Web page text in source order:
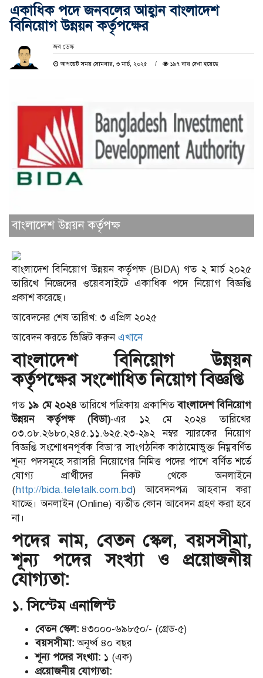
একাধিক পদে জনবলের আহ্বান বাংলাদেশ
বিনিয়োগ উন্নয়ন কর্তৃপক্ষের
জব ডেস্ক
আপডেট সময় সোমবার, ৩ মার্চ, ২০২৫ ১৯৭ বার দেখা হয়েছে
বাংলাদেশ উন্নয়ন কর্তৃপক্ষ
বাংলাদেশ বিনিয়োগ উন্নয়ন কর্তৃপক্ষ (BIDA) গত ২ মার্চ ২০২৫
তারিখে নিজেদের ওয়েবসাইটে একাধিক পদে নিয়োগ বিজ্ঞপ্তি
প্রকাশ করেছে।
আবেদনের শেষ তারিখ: ৩ এপ্রিল ২০২৫
আবেদন করতে ভিজিট করুনএখানে
বাংলাদেশ বিনিয়োগ উন্নয়ন
কর্তৃপক্ষের সংশোধিত নিয়োগ বিজ্ঞপ্তি
গত ১৯ মে ২০২৪ তারিখে পত্রিকায় প্রকাশিতবাংলাদেশ বিনিয়োগ
উন্নয়ন কর্তৃপক্ষ (বিডা)-এর ১২ মে ২০২৪ তারিখের
০৩.০৮.২৬৮০,২৪৫.১১.৬২৫.২৩-২৯২ নম্বর স্মারকের নিয়োগ
বিজ্ঞপ্তি সংশোধনপূর্বক বিডা’র সাংগঠনিক কাঠামোভুক্ত নিম্নবর্ণিত
শূন্য পদসমূহে সরাসরি নিয়োগের নিমিত্ত পদের পাশে বর্ণিত শর্তে
যোগ্য প্রার্থীদের নিকট থেকে অনলাইনে
(http://bida.teletalk.com.bd) আবেদনপত্র আহবান করা
যাচ্ছে। অনলাইন (Online) ব্যতীত কোন আবেদন গ্রহণ করা হবে
না।
পদের নাম, বেতন স্কেল, বয়সসীমা,
শূন্য পদের সংখ্যা ও প্রয়োজনীয়
যোগ্যতা:
১. সিস্টেম এনালিস্ট
বেতন স্কেল: ৪৩০০০-৬৯৮৫০/- (গ্রেড-৫)
বয়সসীমা:অনূর্ধ্ব ৪০ বছর
শূন্য পদের সংখ্যা: ১ (এক)
প্রয়োজনীয় যোগ্যতা: